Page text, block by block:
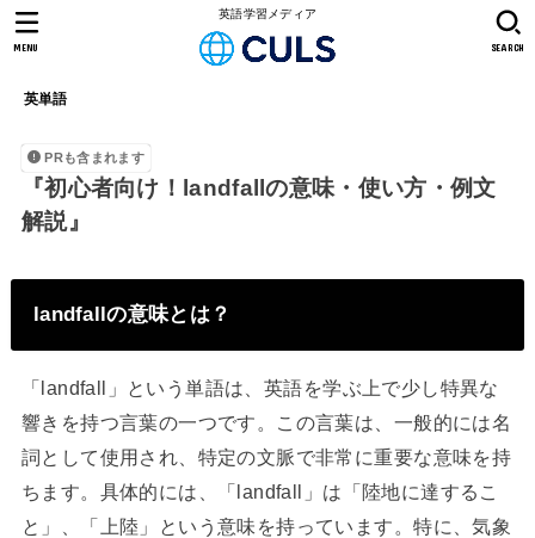
英語学習メディア
英単語
SEARCH
MENU
PRも含まれます
『初心者向け！landfallの意味・使い方・例文
解説』
landfallの意味とは？
「landfall」という単語は、英語を学ぶ上で少し特異な
響きを持つ言葉の一つです。この言葉は、一般的には名
詞として使用され、特定の文脈で非常に重要な意味を持
ちます。具体的には、「landfall」は「陸地に達するこ
と」、「上陸」という意味を持っています。特に、気象